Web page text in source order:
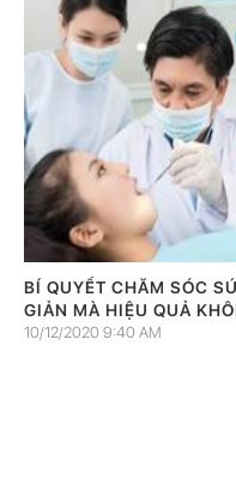
BÍ QUYẾT CHĂM SÓC
GIẢN MÀ HIỆU QUẢ
10/12/2020 9:40 AM